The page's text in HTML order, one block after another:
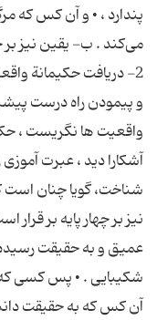
پندارد ، • و آن كس كه
و پیمودن راه درست
واقعیت ها نگریست ،
آشكارا دید ، عبرت
شناخت، گویا چنان
شكیبایى . • پس كسى
آن كس كه به حقیقت